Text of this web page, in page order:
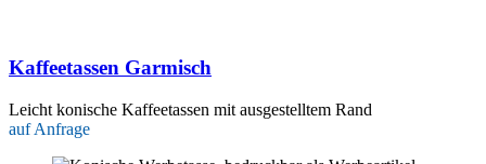
Kaffeetassen Garmisch
Leicht konische Kaffeetassen mit ausgestelltem Rand
auf Anfrage